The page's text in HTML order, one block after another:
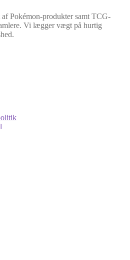
Pokémon-produkter samt TCG-
Vi lægger vægt på hurtig